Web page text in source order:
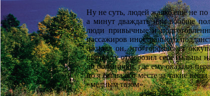
Ну не суть, людей жалко ещё не
а минут дваждать или вообще
люди привычные и
пассажиров иностранного
ожидал он, что горфянская
попросту отморозил себе пальцы
до больнички, где ему оказали
но я бы на его месте за такие
«медным тазом».